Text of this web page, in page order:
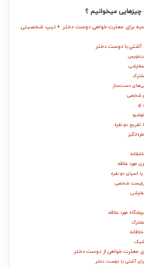
میخوانیم ؟
هدیه برای معذرت خواهی دوست دختر + تیپ شخصیتی
آشتی با دوست دختر
معذرت خواهی از دوست دختر
آشتی با دوست دختر